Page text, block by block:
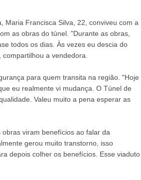
Maria Francisca Silva, 22, conviveu com a
as obras do túnel. "Durante as obras,
todos os dias. Às vezes eu descia do
a vendedora.
para quem transita na região. "Hoje
eu realmente vi mudança. O Túnel de
Valeu muito a pena esperar as
viram benefícios ao falar da
gerou muito transtorno, isso
depois colher os benefícios. Esse viaduto